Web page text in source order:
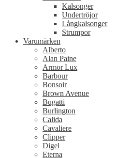
Kalsonger
Undertröjor
Långkalsonger
Strumpor
Varumärken
Alberto
Alan Paine
Armor Lux
Barbour
Bonsoir
Brown Avenue
Bugatti
Burlington
Calida
Cavaliere
Clipper
Digel
Eterna